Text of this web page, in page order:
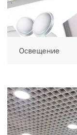
Освещение